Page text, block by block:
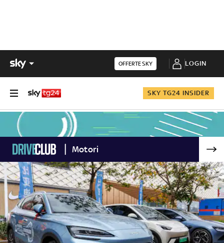
OFFERTE SKY LOGIN
SKY TG24 INSIDER
Motori